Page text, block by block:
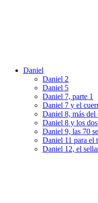
Daniel
Daniel 2
Daniel 5
Daniel 7, parte 1
Daniel 7 y el
Daniel 8, más del
Daniel 8 y los
Daniel 9, las 70
Daniel 11 para el
Daniel 12, el